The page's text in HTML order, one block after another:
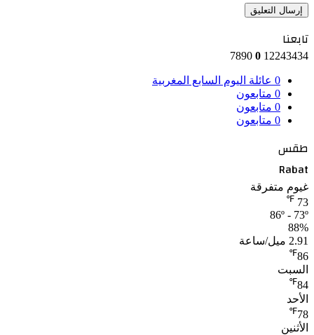
تابعنا
12243434
0
0 عائلة اليوم السابع المغربية
0 متابعون
0 متابعون
0 متابعون
طقس
Rabat
غيوم متفرقة
73
℉
86º - 73º
88%
2.91 ميل/ساعة
86
℉
السبت
84
℉
الأحد
78
℉
الأثنين